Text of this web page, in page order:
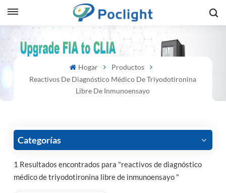
Hogar
Productos
Reactivos De Diagnóstico Médico De Triyodotironina
Libre De Inmunoensayo
Categorías
1 Resultados encontrados para "reactivos de diagnóstico
médico de triyodotironina libre de inmunoensayo "